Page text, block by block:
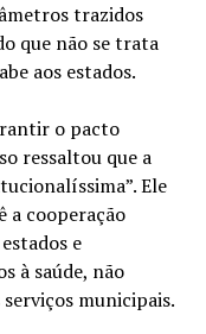
trazidos
que não se trata
aos estados.
o pacto
ressaltou que a
Ele
a cooperação
e
à saúde, não
municipais.